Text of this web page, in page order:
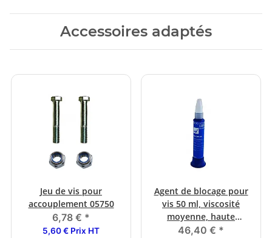
Accessoires adaptés
Jeu de vis pour
accouplement 05750
6,78 € *
5,60 € Prix HT
Agent de blocage pour
vis 50 ml, viscosité
moyenne, haute
résistance
46,40 € *